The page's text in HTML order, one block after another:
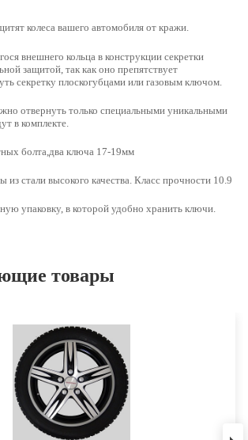
колеса вашего автомобиля от кражи.
внешнего кольца в конструкции секретки
защитой, так как оно препятствует
секретку плоскогубцами или газовым ключом.
отвернуть только специальными уникальными
в комплекте.
болта,два ключа 17-19мм
из стали высокого качества. Класс прочности 10.9
упаковку, в которой удобно хранить ключи.
товары